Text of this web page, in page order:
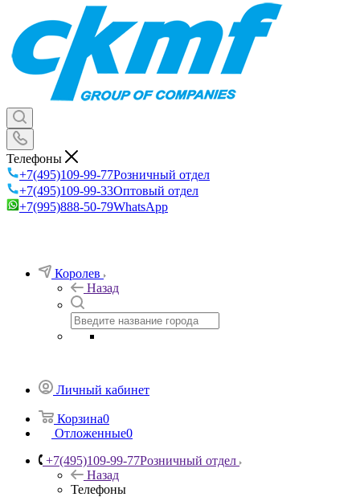
Телефоны
+7(495)109-99-77Розничный отдел
+7(495)109-99-33Оптовый отдел
+7(995)888-50-79WhatsApp
Королев
Назад
Личный кабинет
Корзина0
Отложенные0
+7(495)109-99-77Розничный отдел
Назад
Телефоны